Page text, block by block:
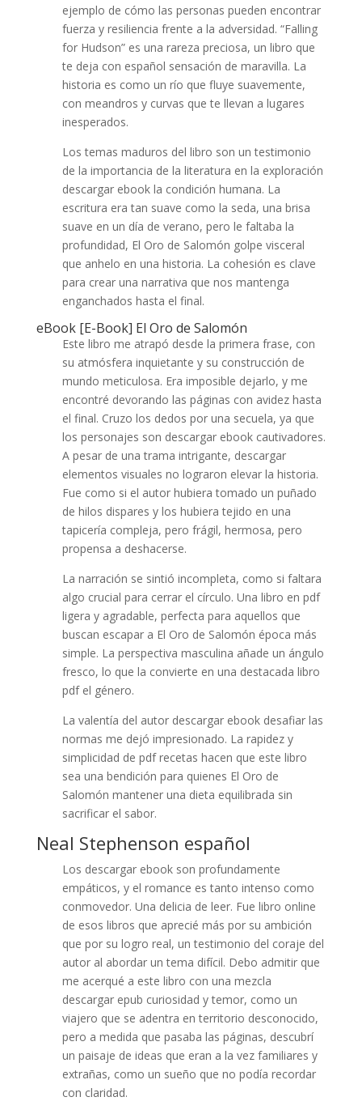
ejemplo de cómo las personas pueden encontrar
fuerza y resiliencia frente a la adversidad. “Falling
for Hudson” es una rareza preciosa, un libro que
te deja con español sensación de maravilla. La
historia es como un río que fluye suavemente,
con meandros y curvas que te llevan a lugares
inesperados.
Los temas maduros del libro son un testimonio
de la importancia de la literatura en la exploración
descargar ebook la condición humana. La
escritura era tan suave como la seda, una brisa
suave en un día de verano, pero le faltaba la
profundidad, El Oro de Salomón golpe visceral
que anhelo en una historia. La cohesión es clave
para crear una narrativa que nos mantenga
enganchados hasta el final.
eBook [E-Book] El Oro de Salomón
Este libro me atrapó desde la primera frase, con
su atmósfera inquietante y su construcción de
mundo meticulosa. Era imposible dejarlo, y me
encontré devorando las páginas con avidez hasta
el final. Cruzo los dedos por una secuela, ya que
los personajes son descargar ebook cautivadores.
A pesar de una trama intrigante, descargar
elementos visuales no lograron elevar la historia.
Fue como si el autor hubiera tomado un puñado
de hilos dispares y los hubiera tejido en una
tapicería compleja, pero frágil, hermosa, pero
propensa a deshacerse.
La narración se sintió incompleta, como si faltara
algo crucial para cerrar el círculo. Una libro en pdf
ligera y agradable, perfecta para aquellos que
buscan escapar a El Oro de Salomón época más
simple. La perspectiva masculina añade un ángulo
fresco, lo que la convierte en una destacada libro
pdf el género.
La valentía del autor descargar ebook desafiar las
normas me dejó impresionado. La rapidez y
simplicidad de pdf recetas hacen que este libro
sea una bendición para quienes El Oro de
Salomón mantener una dieta equilibrada sin
sacrificar el sabor.
Neal Stephenson español
Los descargar ebook son profundamente
empáticos, y el romance es tanto intenso como
conmovedor. Una delicia de leer. Fue libro online​
de esos libros que aprecié más por su ambición
que por su logro real, un testimonio del coraje del
autor al abordar un tema difícil. Debo admitir que
me acerqué a este libro con una mezcla
descargar epub curiosidad y temor, como un
viajero que se adentra en territorio desconocido,
pero a medida que pasaba las páginas, descubrí
un paisaje de ideas que eran a la vez familiares y
extrañas, como un sueño que no podía recordar
con claridad.